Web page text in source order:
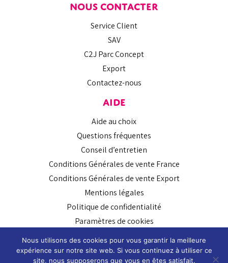
NOUS CONTACTER
Service Client
SAV
C2J Parc Concept
Export
Contactez-nous
AIDE
Aide au choix
Questions fréquentes
Conseil d’entretien
Conditions Générales de vente France
Conditions Générales de vente Export
Mentions légales
Politique de confidentialité
Paramètres de cookies
SUIVEZ-NOUS
Nous utilisons des cookies pour vous garantir la meilleure
expérience sur notre site web. Si vous continuez à utiliser ce
site, nous supposerons que vous en êtes satisfait.